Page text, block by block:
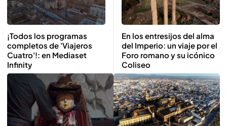
¡Todos los programas
completos de 'Viajeros
Cuatro'!: en Mediaset
Infinity
En los entresijos del alma
del Imperio: un viaje por el
Foro romano y su icónico
Coliseo